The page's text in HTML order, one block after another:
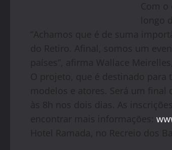
Com
longo
“Achamos que é de suma
do Retiro. Afinal, somos um
países”, afirma Wallace
O projeto, que é destinado
modelos e atores. Será um final
às 8h nos dois dias. As
encontrar mais informações:
Hotel Ramada, no Recreio dos